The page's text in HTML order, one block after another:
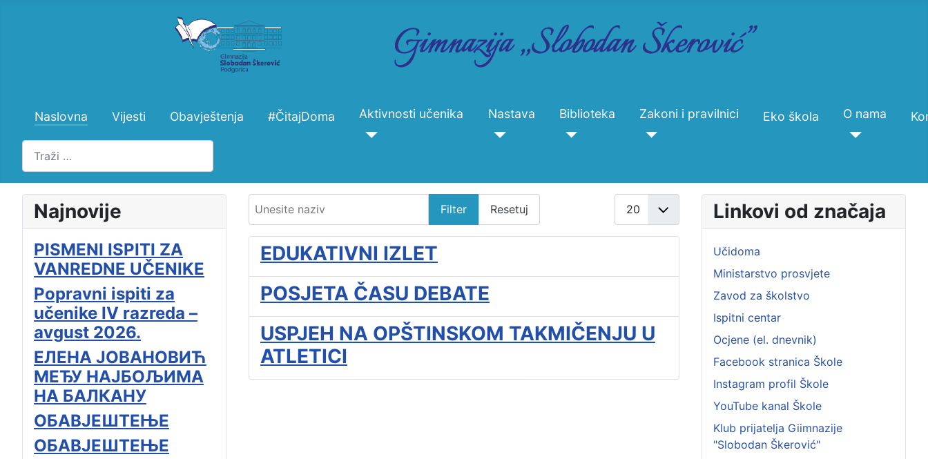
Naslovna Vijesti Obavještenja #ČitajDoma Aktivnosti učenika Nastava Biblioteka Zakoni i pravilnici Eko škola O nama
Pretraži
Najnovije
PISMENI ISPITI ZA
VANREDNE UČENIKE
Popravni ispiti za
učenike IV razreda –
avgust 2026.
ЕЛЕНА ЈОВАНОВИЋ
МЕЂУ НАЈБОЉИМА
НА БАЛКАНУ
ОБАВЈЕШТЕЊЕ
ОБАВЈЕШТЕЊЕ
Filter Resetuj
EDUKATIVNI IZLET
POSJETA ČASU DEBATE
USPJEH NA OPŠTINSKOM TAKMIČENJU U
ATLETICI
Linkovi od značaja
Učidoma
Ministarstvo prosvjete
Zavod za školstvo
Ispitni centar
Ocjene (el. dnevnik)
Facebook stranica Škole
Instagram profil Škole
YouTube kanal Škole
Klub prijatelja Giimnazije
"Slobodan Škerović"